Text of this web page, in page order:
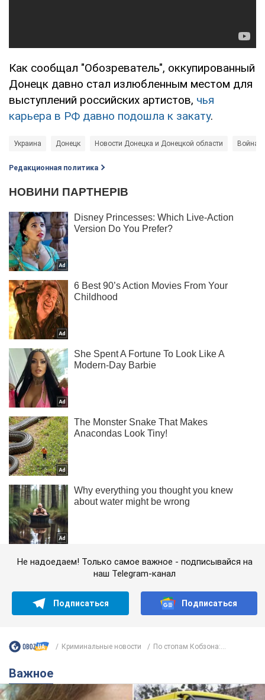
Как сообщал "Обозреватель", оккупированный
Донецк давно стал излюбленным местом для
выступлений российских артистов, чья
карьера в РФ давно подошла к закату.
Украина Донецк Новости Донецка и Донецкой области Война
Редакционная политика
Не надоедаем! Только самое важное - подписывайся на
наш Telegram-канал
Подписаться Подписаться
Криминальные новости По стопам Кобзона:...
Важное